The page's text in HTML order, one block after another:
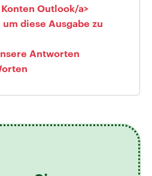
Outlook/a>
diese Ausgabe zu
Antworten